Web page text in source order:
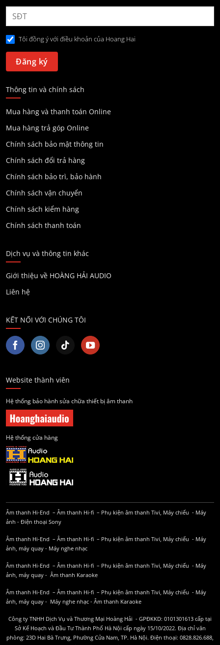
Tôi đồng ý với điều khoản của Hoang Hai
Thông tin và chính sách
Mua hàng và thanh toán Online
Mua hàng trả góp Online
Chính sách bảo mật thông tin
Chính sách đổi trả hàng
Chính sách bảo trì, bảo hành
Chính sách vận chuyển
Chính sách kiểm hàng
Chính sách thanh toán
Dịch vụ và thông tin khác
Giới thiệu về HOÀNG HẢI AUDIO
Liên hệ
KẾT NỐI VỚI CHÚNG TÔI
Website thành viên
Hệ thống bảo hành sửa chữa thiết bị âm thanh
Hệ thống cửa hàng
Âm thanh Hi-End – Âm thanh Hi-fi – Phụ kiện âm thanh Tivi, Máy chiếu - Máy
ảnh - Điện thoại Sony
Âm thanh Hi-End – Âm thanh Hi-fi – Phụ kiện âm thanh Tivi, Máy chiếu - Máy
ảnh, máy quay - Máy nghe nhạc
Âm thanh Hi-End – Âm thanh Hi-fi – Phụ kiện âm thanh Tivi, Máy chiếu - Máy
ảnh, máy quay - Âm thanh Karaoke
Âm thanh Hi-End – Âm thanh Hi-fi – Phụ kiện âm thanh Tivi, Máy chiếu - Máy
ảnh, máy quay - Máy nghe nhạc - Âm thanh Karaoke
Công ty TNHH Dịch Vụ và Thương Mại Hoàng Hải - GPĐKKD: 0101301613 cấp tại
Sở Kế Hoạch và Đầu Tư Thành Phố Hà Nội cấp ngày 15/10/2022. Địa chỉ văn
phòng: 23D Hai Bà Trưng, Phường Cửa Nam, TP. Hà Nội. Điện thoại: 0828.826.688,